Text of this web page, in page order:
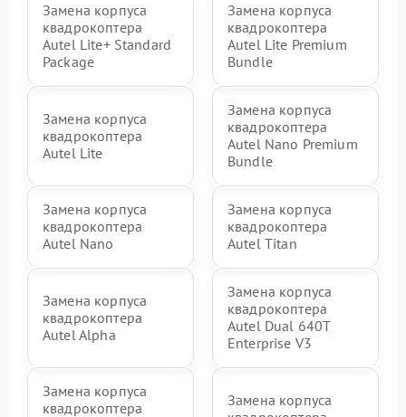
Замена корпуса
квадрокоптера
Autel Lite+ Standard
Package
Замена корпуса
квадрокоптера
Autel Lite Premium
Bundle
Замена корпуса
квадрокоптера
Autel Lite
Замена корпуса
квадрокоптера
Autel Nano Premium
Bundle
Замена корпуса
квадрокоптера
Autel Nano
Замена корпуса
квадрокоптера
Autel Titan
Замена корпуса
квадрокоптера
Autel Alpha
Замена корпуса
квадрокоптера
Autel Dual 640T
Enterprise V3
Замена корпуса
квадрокоптера
Замена корпуса